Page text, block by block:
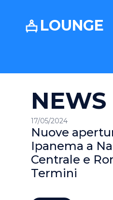
LOUNGE
17/05/2024
Nuove
Ipanema a
Centrale e
Termini